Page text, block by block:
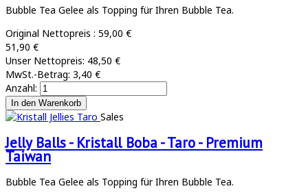
Bubble Tea Gelee als Topping für Ihren Bubble Tea.
Original Nettopreis : 59,00 €
51,90 €
Unser Nettopreis: 48,50 €
MwSt.-Betrag: 3,40 €
Anzahl:
Sales
Jelly Balls - Kristall Boba - Taro - Premium
Taiwan
Bubble Tea Gelee als Topping für Ihren Bubble Tea.